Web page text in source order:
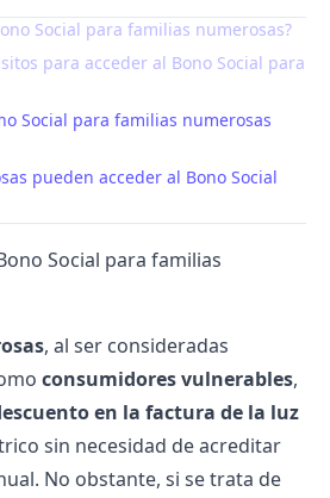
Social para familias numerosas?
para acceder al Bono Social para
Social para familias numerosas
pueden acceder al Bono Social
Social para familias
, al ser consideradas
consumidores vulnerables,
en la factura de la luz
sin necesidad de acreditar
No obstante, si se trata de